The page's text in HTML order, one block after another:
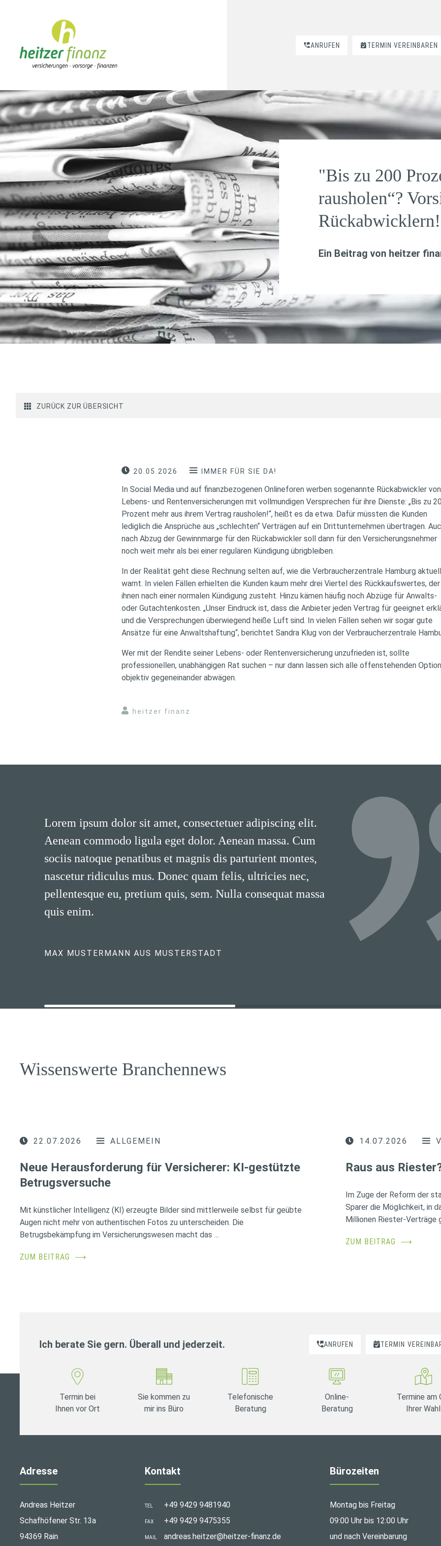
ANRUFEN TERMIN VEREINBAREN
"Bis zu 200
rausholen“?
Rückabwicklern!
Ein Beitrag von heitzer
ZURÜCK ZUR ÜBERSICHT
20.05.2026 IMMER FÜR SIE DA!
In Social Media und auf finanzbezogenen Onlineforen werben sogenannte Rückabwickler von
Lebens- und Rentenversicherungen mit vollmundigen Versprechen für ihre Dienste: „Bis zu
Prozent mehr aus ihrem Vertrag rausholen!“, heißt es da etwa. Dafür müssten die Kunden
lediglich die Ansprüche aus „schlechten“ Verträgen auf ein Drittunternehmen übertragen.
nach Abzug der Gewinnmarge für den Rückabwickler soll dann für den Versicherungsnehmer
noch weit mehr als bei einer regulären Kündigung übrigbleiben.
In der Realität geht diese Rechnung selten auf, wie die Verbraucherzentrale Hamburg aktuell
warnt. In vielen Fällen erhielten die Kunden kaum mehr drei Viertel des Rückkaufswertes, der
ihnen nach einer normalen Kündigung zusteht. Hinzu kämen häufig noch Abzüge für Anwalts-
oder Gutachtenkosten. „Unser Eindruck ist, dass die Anbieter jeden Vertrag für geeignet
und die Versprechungen überwiegend heiße Luft sind. In vielen Fällen sehen wir sogar gute
Ansätze für eine Anwaltshaftung“, berichtet Sandra Klug von der Verbraucherzentrale
Wer mit der Rendite seiner Lebens- oder Rentenversicherung unzufrieden ist, sollte
professionellen, unabhängigen Rat suchen – nur dann lassen sich alle offenstehenden
objektiv gegeneinander abwägen.
heitzer finanz
Lorem ipsum dolor sit amet, consectetuer adipiscing elit.
Aenean commodo ligula eget dolor. Aenean massa. Cum
sociis natoque penatibus et magnis dis parturient montes,
nascetur ridiculus mus. Donec quam felis, ultricies nec,
pellentesque eu, pretium quis, sem. Nulla consequat massa
quis enim.
MAX MUSTERMANN AUS MUSTERSTADT
Wissenswerte Branchennews
22.07.2026 ALLGEMEIN
Neue Herausforderung für Versicherer: KI-gestützte
Betrugsversuche
Mit künstlicher Intelligenz (KI) erzeugte Bilder sind mittlerweile selbst für geübte
Augen nicht mehr von authentischen Fotos zu unterscheiden. Die
Betrugsbekämpfung im Versicherungswesen macht das …
ZUM BEITRAG ⟶
14.07.2026
Raus aus
Im Zuge der Reform der
Sparer die Möglichkeit, in
Millionen Riester-Verträge
ZUM BEITRAG ⟶
Ich berate Sie gern. Überall und jederzeit. ANRUFEN TERMIN
Termin bei
Ihnen vor Ort
Sie kommen zu
mir ins Büro
Telefonische
Beratung
Online-
Beratung
Termine am
Ihrer Wahl
Adresse
Andreas Heitzer
Schafhöfener Str. 13a
94369 Rain
Kontakt
TEL +49 9429 9481940
FAX +49 9429 9475355
MAIL andreas.heitzer@heitzer-finanz.de
Bürozeiten
Montag bis Freitag
09:00 Uhr bis 12:00 Uhr
und nach Vereinbarung